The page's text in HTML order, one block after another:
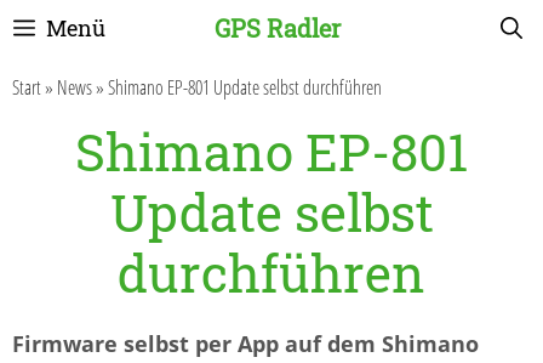
Zum
springen
GPS Radler
Menü
Start» News»Shimano EP-801 Update selbst durchführen
Shimano EP-801
Update selbst
durchführen
Firmware selbst per App auf dem Shimano